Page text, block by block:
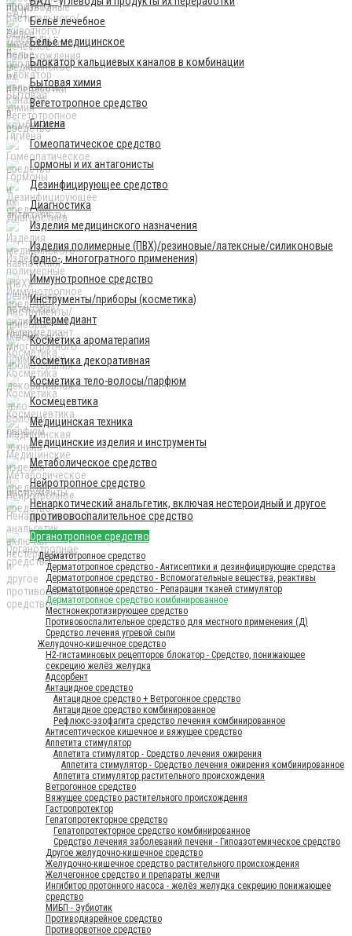
Бельё лечебное
Бельё медицинское
Блокатор кальциевых каналов в комбинации
Бытовая химия
Вегетотропное средство
Гигиена
Гомеопатическое средство
Гормоны и их антагонисты
Дезинфицирующее средство
Диагностика
Изделия медицинского назначения
Изделия полимерные (ПВХ)/резиновые/латексные/силиконовые
(одно-, многогратного применения)
Иммунотропное средство
Инструменты/приборы (косметика)
Интермедиант
Косметика ароматерапия
Косметика декоративная
Косметика тело-волосы/парфюм
Космецевтика
Медицинская техника
Медицинские изделия и инструменты
Метаболическое средство
Нейротропное средство
Ненаркотический анальгетик, включая нестероидный и другое
противовоспалительное средство
Органотропное средство
Дерматотропное средство
Дерматотропное средство - Антисептики и дезинфицирующие средства
Дерматотропное средство - Вспомогательные вещества, реактивы
Дерматотропное средство - Репарации тканей стимулятор
Дерматотропное средство комбинированное
Местнонекротизирующее средство
Противовоспалительное средство для местного применения (Д)
Средство лечения угревой сыпи
Желудочно-кишечное средство
H2-гистаминовых рецепторов блокатор - Средство, понижающее
секрецию желёз желудка
Адсорбент
Антацидное средство
Антацидное средство + Ветрогонное средство
Антацидное средство комбинированное
Рефлюкс-эзофагита средство лечения комбинированное
Антисептическое кишечное и вяжущее средство
Аппетита стимулятор
Аппетита стимулятор - Средство лечения ожирения
Аппетита стимулятор - Средство лечения ожирения комбинированное
Аппетита стимулятор растительного происхождения
Ветрогонное средство
Вяжущее средство растительного происхождения
Гастропротектор
Гепатопротекторное средство
Гепатопротекторное средство комбинированное
Средство лечения заболеваний печени - Гипоазотемическое средство
Другое желудочно-кишечное средство
Желудочно-кишечное средство растительного происхождения
Желчегонное средство и препараты желчи
Ингибитор протонного насоса - желёз желудка секрецию понижающее
средство
МИБП - Эубиотик
Противодиарейное средство
Противорвотное средство